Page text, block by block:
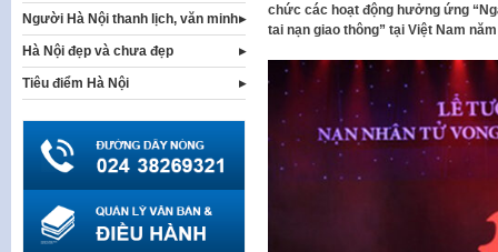
chức các hoạt động hưởng ứng
tai nạn giao thông” tại Việt Nam
Người Hà Nội thanh lịch, văn minh
Hà Nội đẹp và chưa đẹp
Tiêu điểm Hà Nội